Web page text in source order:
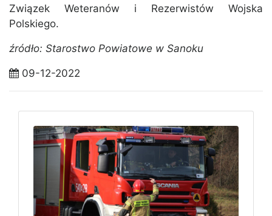
Związek Weteranów i Rezerwistów Wojska
Polskiego.
źródło: Starostwo Powiatowe w Sanoku
09-12-2022